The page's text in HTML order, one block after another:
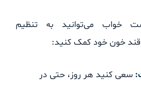
خواب می‌توانید به تنظیم
خون خود کمک کنید:
کنید هر روز، حتی در